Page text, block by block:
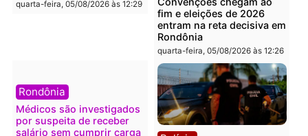
quarta-feira, 05/08/2026 às 12:42
Política
Flávio Bolsonaro escolhe
Alfredo Gaspar para vice
quarta-feira, 05/08/2026 às